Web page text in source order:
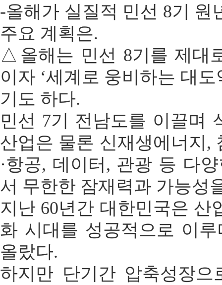
-올해가 실질적 민선 8기 원
주요 계획은.
△올해는 민선 8기를 제대
이자 ‘세계로 웅비하는 대
기도 하다.
민선 7기 전남도를 이끌며
산업은 물론 신재생에너지,
·항공, 데이터, 관광 등 다
서 무한한 잠재력과 가능성
지난 60년간 대한민국은 산
화 시대를 성공적으로 이
올랐다.
하지만 단기간 압축성장